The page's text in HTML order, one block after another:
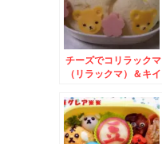
チーズでコリラックマ
（リラックマ）＆キイ